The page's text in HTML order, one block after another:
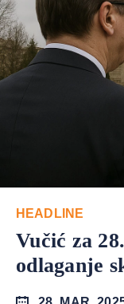
HEADLINE
Vučić za
odlaganje